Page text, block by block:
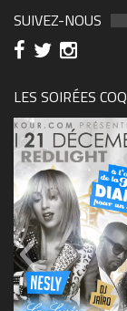
SUIVEZ-NOUS
LES SOIRÉES